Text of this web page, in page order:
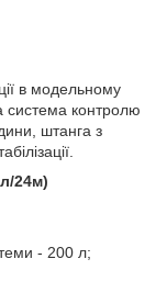
в модельному
система контролю
штанга з
24м)
- 200 л;